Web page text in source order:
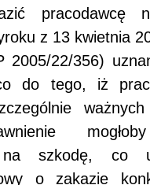
pracodawcę
z 13 kwietnia
2005/22/356)
do tego, iż
ważnych
na szkodę, co
o zakazie